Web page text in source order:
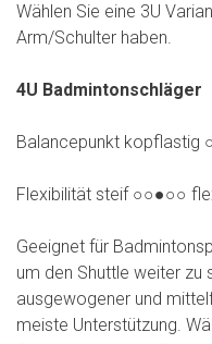
Wählen Sie eine 3U
Arm/Schulter haben.
4U Badmintonschläger
Balancepunkt kopflastig
Flexibilität steif ○○●○○
Geeignet für
um den Shuttle weiter
ausgewogener und
meiste Unterstützung.